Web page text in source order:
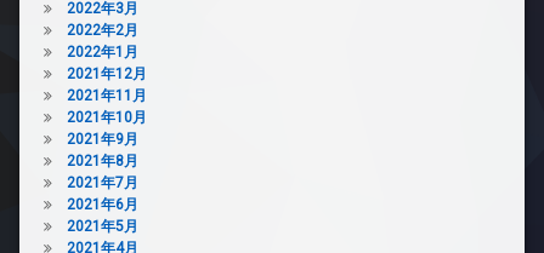
2022年3月
2022年2月
2022年1月
2021年12月
2021年11月
2021年10月
2021年9月
2021年8月
2021年7月
2021年6月
2021年5月
2021年4月